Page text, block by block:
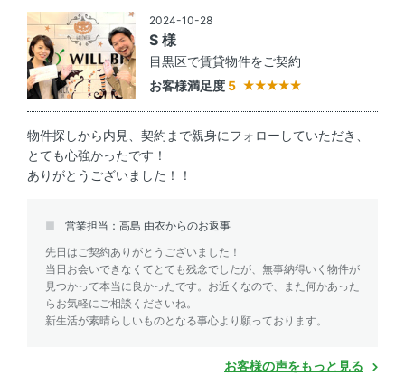
2024-10-28
S 様
目黒区で賃貸物件をご契約
お客様満足度 5
物件探しから内見、契約まで親身にフォローしていただき、
とても心強かったです！
ありがとうございました！！
営業担当：高島 由衣からのお返事
先日はご契約ありがとうございました！
当日お会いできなくてとても残念でしたが、無事納得いく物件が
見つかって本当に良かったです。お近くなので、また何かあった
らお気軽にご相談くださいね。
新生活が素晴らしいものとなる事心より願っております。
お客様の声をもっと見る